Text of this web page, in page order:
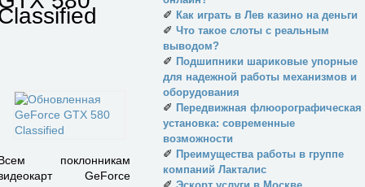
поклонникам
GeForce
✐ Как играть в Лев казино на деньги
✐ Что такое слоты с реальным
выводом?
✐ Подшипники шариковые упорные
для надежной работы механизмов и
оборудования
✐ Передвижная флюорографическая
установка: современные
возможности
✐ Преимущества работы в группе
компаний Лакталис